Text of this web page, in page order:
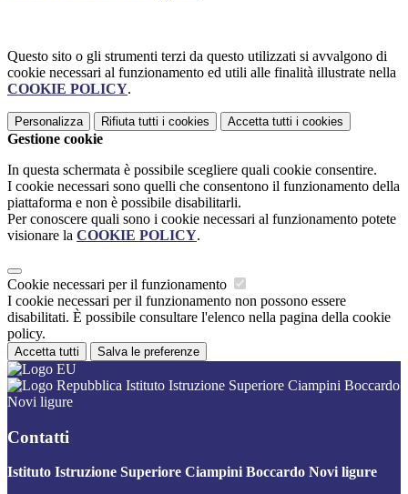
Questo sito o gli strumenti terzi da questo utilizzati si avvalgono di
cookie necessari al funzionamento ed utili alle finalità illustrate nella
COOKIE POLICY.
Personalizza Rifiuta tutti i cookies Accetta tutti i cookies
Gestione cookie
In questa schermata è possibile scegliere quali cookie consentire.
I cookie necessari sono quelli che consentono il funzionamento della
piattaforma e non è possibile disabilitarli.
Per conoscere quali sono i cookie necessari al funzionamento potete
visionare la COOKIE POLICY.
Cookie necessari per il funzionamento
I cookie necessari per il funzionamento non possono essere
disabilitati. È possibile consultare l'elenco nella pagina della cookie
policy.
Accetta tutti Salva le preferenze
Istituto Istruzione Superiore Ciampini Boccardo
Novi ligure
Contatti
Istituto Istruzione Superiore Ciampini Boccardo Novi ligure